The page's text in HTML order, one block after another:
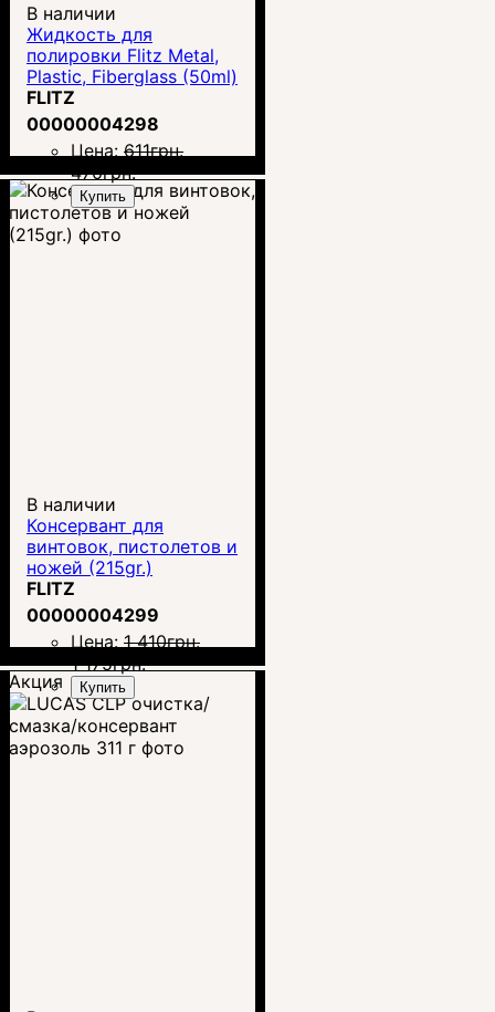
В наличии
Жидкость для
полировки Flitz Metal,
Plastic, Fiberglass (50ml)
FLITZ
00000004298
Цена: 611грн.
470грн.
Купить
В наличии
Консервант для
винтовок, пистолетов и
ножей (215gr.)
FLITZ
00000004299
Цена: 1 410грн.
1 175грн.
Купить
Акция